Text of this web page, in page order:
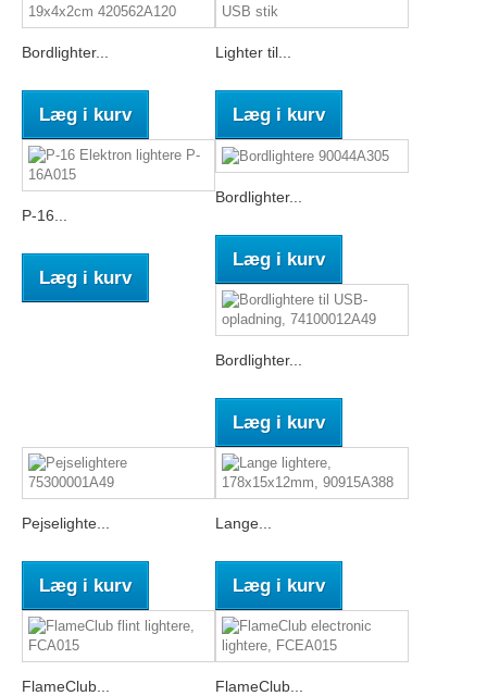
Bordlighter...
Læg i kurv
Lighter til...
Læg i kurv
P-16...
Læg i kurv
Bordlighter...
Læg i kurv
Bordlighter...
Læg i kurv
Pejselighte...
Læg i kurv
Lange...
Læg i kurv
FlameClub... FlameClub...